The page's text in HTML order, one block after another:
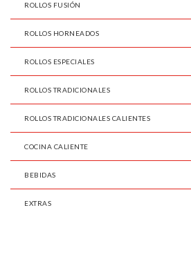
ROLLOS FUSIÓN
ROLLOS HORNEADOS
ROLLOS ESPECIALES
ROLLOS TRADICIONALES
ROLLOS TRADICIONALES CALIENTES
COCINA CALIENTE
BEBIDAS
EXTRAS